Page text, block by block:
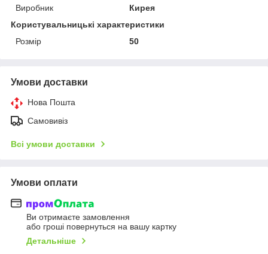
Виробник
Кирея
Користувальницькі характеристики
Розмір
50
Умови доставки
Нова Пошта
Самовивіз
Всі умови доставки
Умови оплати
Ви отримаєте замовлення
або гроші повернуться на вашу картку
Детальніше